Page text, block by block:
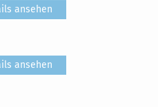
ansehen
ansehen